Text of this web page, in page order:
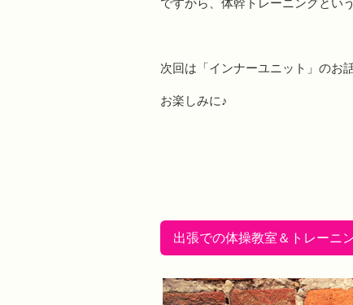
ですから、体幹トレーニングとい
次回は「インナーユニット」のお
お楽しみに♪
出張での体操教室＆トレーニ